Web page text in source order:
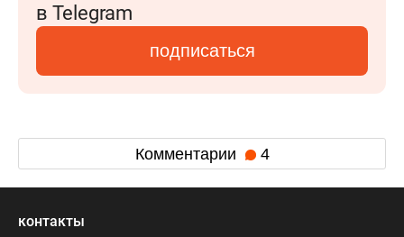
в Telegram
подписаться
Комментарии 4
контакты